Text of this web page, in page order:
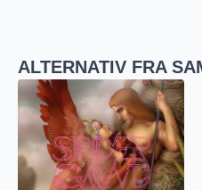
ALTERNATIV FRA